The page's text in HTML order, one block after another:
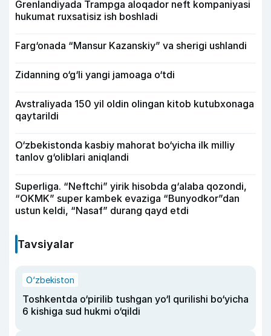
Grenlandiyada Trampga aloqador neft kompaniyasi
hukumat ruxsatisiz ish boshladi
Farg‘onada “Mansur Kazanskiy” va sherigi ushlandi
Zidanning o‘g‘li yangi jamoaga o‘tdi
Avstraliyada 150 yil oldin olingan kitob kutubxonaga
qaytarildi
O‘zbekistonda kasbiy mahorat bo‘yicha ilk milliy
tanlov g‘oliblari aniqlandi
Superliga. “Neftchi” yirik hisobda g‘alaba qozondi,
“OKMK” super kambek evaziga “Bunyodkor”dan
ustun keldi, “Nasaf” durang qayd etdi
Tavsiyalar
O‘zbekiston
Toshkentda o‘pirilib tushgan yo‘l qurilishi bo‘yicha
6 kishiga sud hukmi o‘qildi